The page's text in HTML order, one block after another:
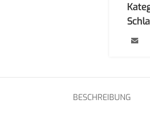
BESCHREIBUNG